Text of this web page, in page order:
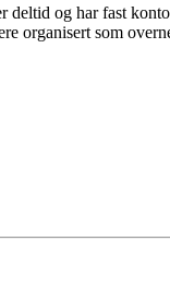
deltid og har fast
organisert som